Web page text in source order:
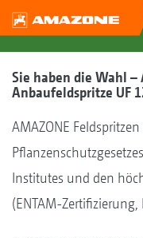
Sie haben die Wahl –
Anbaufeldspritze UF
AMAZONE
Institutes und den
(ENTAM-Zertifizierung,